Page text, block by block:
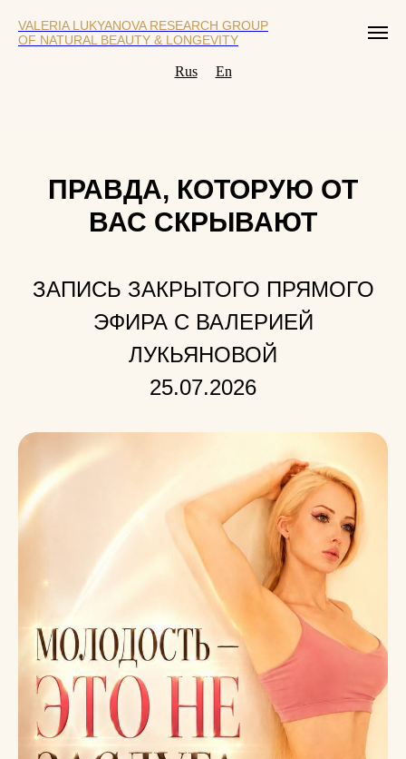
VALERIA LUKYANOVA RESEARCH GROUP
OF NATURAL BEAUTY & LONGEVITY
Rus En
ПРАВДА, КОТОРУЮ ОТ
ВАС СКРЫВАЮТ
ЗАПИСЬ ЗАКРЫТОГО ПРЯМОГО
ЭФИРА С ВАЛЕРИЕЙ
ЛУКЬЯНОВОЙ
25.07.2026